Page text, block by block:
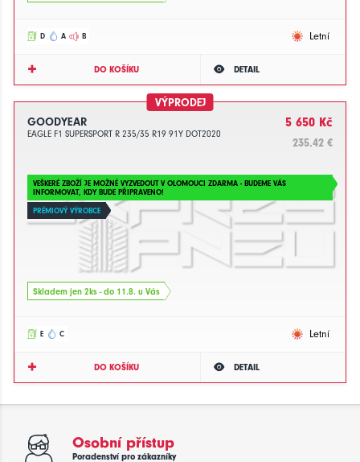
D A B Letní
DO KOŠÍKU DETAIL
VÝPRODEJ
GOODYEAR
EAGLE F1 SUPERSPORT R 235/35 R19 91Y DOT2020
5 650 Kč
235.42 €
VEŠKERÉ ZBOŽÍ JE MOŽNÉ VYZVEDOUT V OLOMOUCI ZDARMA - BUDEME VÁS
INFORMOVAT, KDY BUDE PŘIPRAVENO!
PRÉMIOVÝ VÝROBCE
Skladem jen 2ks - do 11.8. u Vás
E C Letní
DO KOŠÍKU DETAIL
Osobní přístup
Poradenství pro zákazníky